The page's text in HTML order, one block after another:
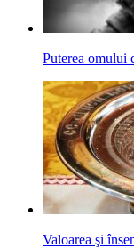
Puterea omului
Valoarea şi